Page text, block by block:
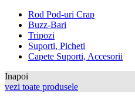
Rod Pod-uri Crap
Buzz-Bari
Tripozi
Suporti, Picheti
Capete Suporti, Accesorii
Inapoi
vezi toate produsele